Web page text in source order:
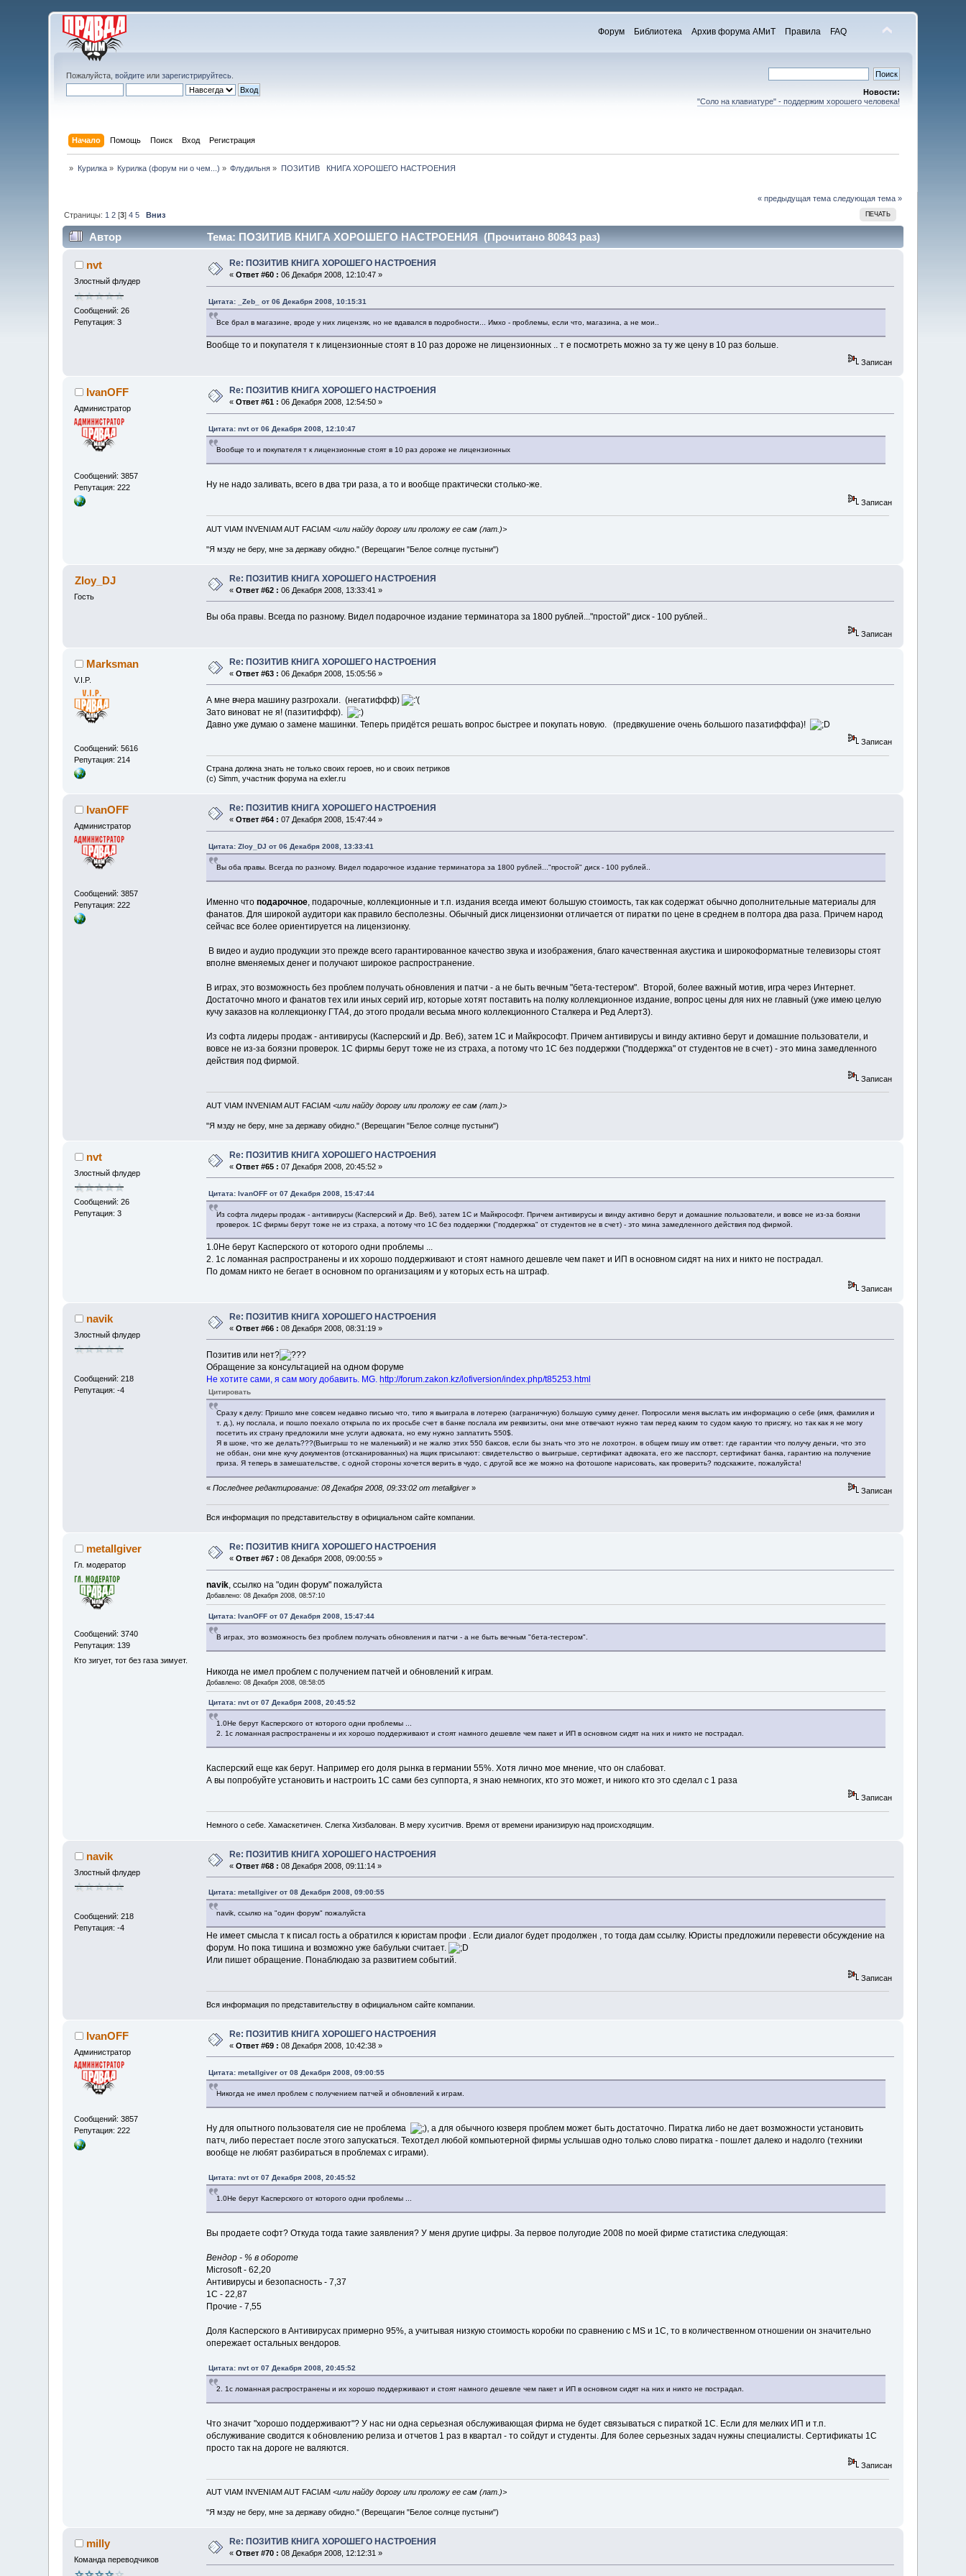
Форум Библиотека Архив форума АМиТ Правила FAQ
Пожалуйста,войдите илизарегистрируйтесь
Новости:
"Соло на клавиатуре" - поддержим хорошего человека!
Начало Помощь Поиск Вход Регистрация
» Курилка» Курилка (форум ни о чем...) » Флудильня » ПОЗИТИВ   КНИГА ХОРОШЕГО НАСТРОЕНИЯ
« предыдущая тема следующая тема »
ПЕЧАТЬ
Страницы: 1 2 [3]4 5 Вниз
Автор Тема: ПОЗИТИВ КНИГА ХОРОШЕГО НАСТРОЕНИЯ (Прочитано 80843 раз)
nvt
Злостный флудер
Сообщений: 26
Репутация: 3
Re: ПОЗИТИВ КНИГА ХОРОШЕГО НАСТРОЕНИЯ
«Ответ #60 : 06 Декабря 2008, 12:10:47 »
Цитата: _Zeb_ от 06 Декабря 2008, 10:15:31
Все брал в магазине, вроде у них лицензяк, но не вдавался в подробности... Имхо - проблемы, если что, магазина, а не мои..
Вообще то и покупателя т к лицензионные стоят в 10 раз дороже не лицензионных .. т е посмотреть можно за ту же цену в 10 раз больше.
Записан
IvanOFF
Администратор
Сообщений: 3857
Репутация: 222
Re: ПОЗИТИВ КНИГА ХОРОШЕГО НАСТРОЕНИЯ
«Ответ #61 : 06 Декабря 2008, 12:54:50 »
Цитата: nvt от 06 Декабря 2008, 12:10:47
Вообще то и покупателя т к лицензионные стоят в 10 раз дороже не лицензионных
Ну не надо заливать, всего в два три раза, а то и вообще практически столько-же.
Записан
AUT VIAM INVENIAM AUT FACIAM <или найду дорогу или проложу ее сам (лат.)>
"Я мзду не беру, мне за державу обидно." (Верещагин "Белое солнце пустыни")
Zloy_DJ
Гость
Re: ПОЗИТИВ КНИГА ХОРОШЕГО НАСТРОЕНИЯ
«Ответ #62 : 06 Декабря 2008, 13:33:41 »
Вы оба правы. Всегда по разному. Видел подарочное издание терминатора за 1800 рублей..."простой" диск - 100 рублей..
Записан
Marksman
V.I.P.
Сообщений: 5616
Репутация: 214
Re: ПОЗИТИВ КНИГА ХОРОШЕГО НАСТРОЕНИЯ
«Ответ #63 : 06 Декабря 2008, 15:05:56 »
А мне вчера машину разгрохали. (негатиффф)
Зато виноват не я! (пазитиффф).
Давно уже думаю о замене машинки. Теперь придётся решать вопрос быстрее и покупать новую. (предвкушение очень большого пазатифффа)!
Записан
Страна должна знать не только своих героев, но и своих петриков
(c) Simm, участник форума на exler.ru
IvanOFF
Администратор
Сообщений: 3857
Репутация: 222
Re: ПОЗИТИВ КНИГА ХОРОШЕГО НАСТРОЕНИЯ
«Ответ #64 : 07 Декабря 2008, 15:47:44 »
Цитата: Zloy_DJ от 06 Декабря 2008, 13:33:41
Вы оба правы. Всегда по разному. Видел подарочное издание терминатора за 1800 рублей..."простой" диск - 100 рублей..
Именно что подарочное, подарочные, коллекционные и т.п. издания всегда имеют большую стоимость, так как содержат обычно дополнительные материалы для
фанатов. Для широкой аудитори как правило бесполезны. Обычный диск лицензионки отличается от пиратки по цене в среднем в полтора два раза. Причем народ
сейчас все более ориентируется на лицензионку.
В видео и аудио продукции это прежде всего гарантированное качество звука и изображения, благо качественная акустика и широкоформатные телевизоры стоят
вполне вменяемых денег и получают широкое распространение.
В играх, это возможность без проблем получать обновления и патчи - а не быть вечным "бета-тестером". Второй, более важный мотив, игра через Интернет.
Достаточно много и фанатов тех или иных серий игр, которые хотят поставить на полку коллекционное издание, вопрос цены для них не главный (уже имею целую
кучу заказов на коллекционку ГТА4, до этого продали весьма много коллекционного Сталкера и Ред Алерт3).
Из софта лидеры продаж - антивирусы (Касперский и Др. Веб), затем 1С и Майкрософт. Причем антивирусы и винду активно берут и домашние пользователи, и
вовсе не из-за боязни проверок. 1С фирмы берут тоже не из страха, а потому что 1С без поддержки ("поддержка" от студентов не в счет) - это мина замедленного
действия под фирмой.
Записан
AUT VIAM INVENIAM AUT FACIAM <или найду дорогу или проложу ее сам (лат.)>
"Я мзду не беру, мне за державу обидно." (Верещагин "Белое солнце пустыни")
nvt
Злостный флудер
Сообщений: 26
Репутация: 3
Re: ПОЗИТИВ КНИГА ХОРОШЕГО НАСТРОЕНИЯ
«Ответ #65 : 07 Декабря 2008, 20:45:52 »
Цитата: IvanOFF от 07 Декабря 2008, 15:47:44
Из софта лидеры продаж - антивирусы (Касперский и Др. Веб), затем 1С и Майкрософт. Причем антивирусы и винду активно берут и домашние пользователи, и вовсе не из-за боязни
проверок. 1С фирмы берут тоже не из страха, а потому что 1С без поддержки ("поддержка" от студентов не в счет) - это мина замедленного действия под фирмой.
1.0Не берут Касперского от которого одни проблемы ...
2. 1с ломанная распространены и их хорошо поддерживают и стоят намного дешевле чем пакет и ИП в основном сидят на них и никто не пострадал.
По домам никто не бегает в основном по организациям и у которых есть на штраф.
Записан
navik
Злостный флудер
Сообщений: 218
Репутация: -4
Re: ПОЗИТИВ КНИГА ХОРОШЕГО НАСТРОЕНИЯ
«Ответ #66 : 08 Декабря 2008, 08:31:19 »
Позитив или нет?
Обращение за консультацией на одном форуме
Не хотите сами, я сам могу добавить. MG. http://forum.zakon.kz/lofiversion/index.php/t85253.html
Цитировать
Сразу к делу: Пришло мне совсем недавно письмо что, типо я выиграла в лотерею (заграничную) большую сумму денег. Попросили меня выслать им информацию о себе (имя, фамилия и
т. д.), ну послала, и пошло поехало открыла по их просьбе счет в банке послала им реквизиты, они мне отвечают нужно там перед каким то судом какую то присягу, но так как я не могу
посетить их страну предложили мне услуги адвоката, но ему нужно заплатить 550$.
Я в шоке, что же делать???(Выигрыш то не маленький) и не жалко этих 550 баксов, если бы знать что это не лохотрон. в общем пишу им ответ: где гарантии что получу деньги, что это
не оббан, они мне кучу документов (отсканированных) на ящик присылают: свидетельство о выигрыше, сертификат адвоката, его же пасспорт, сертификат банка, гарантию на получение
приза. Я теперь в замешательстве, с одной стороны хочется верить в чудо, с другой все же можно на фотошопе нарисовать, как проверить? подскажите, пожалуйста!
« Последнее редактирование: 08 Декабря 2008, 09:33:02 от metallgiver» Записан
Вся информация по представительству в официальном сайте компании.
metallgiver
Гл. модератор
Сообщений: 3740
Репутация: 139
Кто зигует, тот без газа зимует.
Re: ПОЗИТИВ КНИГА ХОРОШЕГО НАСТРОЕНИЯ
«Ответ #67 : 08 Декабря 2008, 09:00:55 »
navik, ссылко на "один форум" пожалуйста
Добавлено: 08 Декабря 2008, 08:57:10
Цитата: IvanOFF от 07 Декабря 2008, 15:47:44
В играх, это возможность без проблем получать обновления и патчи - а не быть вечным "бета-тестером".
Никогда не имел проблем с получением патчей и обновлений к играм.
Добавлено: 08 Декабря 2008, 08:58:05
Цитата: nvt от 07 Декабря 2008, 20:45:52
1.0Не берут Касперского от которого одни проблемы ...
2. 1с ломанная распространены и их хорошо поддерживают и стоят намного дешевле чем пакет и ИП в основном сидят на них и никто не пострадал.
Касперский еще как берут. Например его доля рынка в германии 55%. Хотя лично мое мнение, что он слабоват.
А вы попробуйте установить и настроить 1С сами без суппорта, я знаю немногих, кто это может, и никого кто это сделал с 1 раза
Записан
Немного о себе. Хамаскетичен. Слегка Хизбалован. В меру хуситчив. Время от времени иранизирую над происходящим.
navik
Злостный флудер
Сообщений: 218
Репутация: -4
Re: ПОЗИТИВ КНИГА ХОРОШЕГО НАСТРОЕНИЯ
«Ответ #68 : 08 Декабря 2008, 09:11:14 »
Цитата: metallgiver от 08 Декабря 2008, 09:00:55
navik, ссылко на "один форум" пожалуйста
Не имеет смысла т к писал гость а обратился к юристам профи . Если диалог будет продолжен , то тогда дам ссылку. Юристы предложили перевести обсуждение на
форум. Но пока тишина и возможно уже бабульки считает.
Или пишет обращение. Понаблюдаю за развитием событий.
Записан
Вся информация по представительству в официальном сайте компании.
IvanOFF
Администратор
Сообщений: 3857
Репутация: 222
Re: ПОЗИТИВ КНИГА ХОРОШЕГО НАСТРОЕНИЯ
«Ответ #69 : 08 Декабря 2008, 10:42:38 »
Цитата: metallgiver от 08 Декабря 2008, 09:00:55
Никогда не имел проблем с получением патчей и обновлений к играм.
Ну для опытного пользователя сие не проблема
, а для обычного юзверя проблем может быть достаточно. Пиратка либо не дает возможности установить
патч, либо перестает после этого запускаться. Техотдел любой компьютерной фирмы услышав одно только слово пиратка - пошлет далеко и надолго (техники
вообще не любят разбираться в проблемах с играми).
Цитата: nvt от 07 Декабря 2008, 20:45:52
1.0Не берут Касперского от которого одни проблемы ...
Вы продаете софт? Откуда тогда такие заявления? У меня другие цифры. За первое полугодие 2008 по моей фирме статистика следующая:
Вендор - % в обороте
Microsoft - 62,20
Антивирусы и безопасность - 7,37
1С - 22,87
Прочие - 7,55
Доля Касперского в Антивирусах примерно 95%, а учитывая низкую стоимость коробки по сравнению с MS и 1С, то в количественном отношении он значительно
опережает остальных вендоров.
Цитата: nvt от 07 Декабря 2008, 20:45:52
2. 1с ломанная распространены и их хорошо поддерживают и стоят намного дешевле чем пакет и ИП в основном сидят на них и никто не пострадал.
Что значит "хорошо поддерживают"? У нас ни одна серьезная обслуживающая фирма не будет связываться с пираткой 1С. Если для мелких ИП и т.п.
обслуживание сводится к обновлению релиза и отчетов 1 раз в квартал - то сойдут и студенты. Для более серьезных задач нужны специалисты. Сертификаты 1С
просто так на дороге не валяются.
Записан
AUT VIAM INVENIAM AUT FACIAM <или найду дорогу или проложу ее сам (лат.)>
"Я мзду не беру, мне за державу обидно." (Верещагин "Белое солнце пустыни")
milly
Команда переводчиков
Re: ПОЗИТИВ КНИГА ХОРОШЕГО НАСТРОЕНИЯ
«Ответ #70 : 08 Декабря 2008, 12:12:31 »